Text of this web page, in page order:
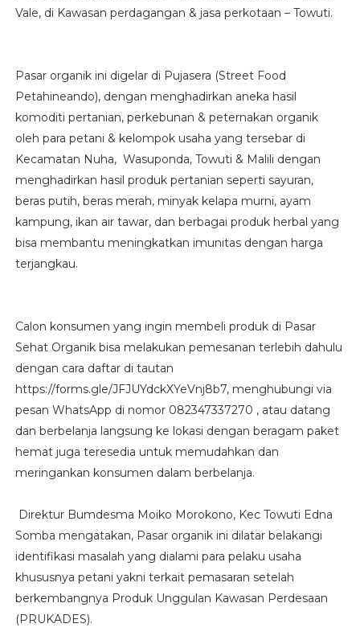
Vale, di Kawasan perdagangan & jasa perkotaan – Towuti.
Pasar organik ini digelar di Pujasera (Street Food
Petahineando), dengan menghadirkan aneka hasil
komoditi pertanian, perkebunan & peternakan organik
oleh para petani & kelompok usaha yang tersebar di
Kecamatan Nuha, Wasuponda, Towuti & Malili dengan
menghadirkan hasil produk pertanian seperti sayuran,
beras putih, beras merah, minyak kelapa murni, ayam
kampung, ikan air tawar, dan berbagai produk herbal yang
bisa membantu meningkatkan imunitas dengan harga
terjangkau.
Calon konsumen yang ingin membeli produk di Pasar
Sehat Organik bisa melakukan pemesanan terlebih dahulu
dengan cara daftar di tautan
https://forms.gle/JFJUYdckXYeVnj8b7, menghubungi via
pesan WhatsApp di nomor 082347337270 , atau datang
dan berbelanja langsung ke lokasi dengan beragam paket
hemat juga teresedia untuk memudahkan dan
meringankan konsumen dalam berbelanja.
Direktur Bumdesma Moiko Morokono, Kec Towuti Edna
Somba mengatakan, Pasar organik ini dilatar belakangi
identifikasi masalah yang dialami para pelaku usaha
khususnya petani yakni terkait pemasaran setelah
berkembangnya Produk Unggulan Kawasan Perdesaan
(PRUKADES).